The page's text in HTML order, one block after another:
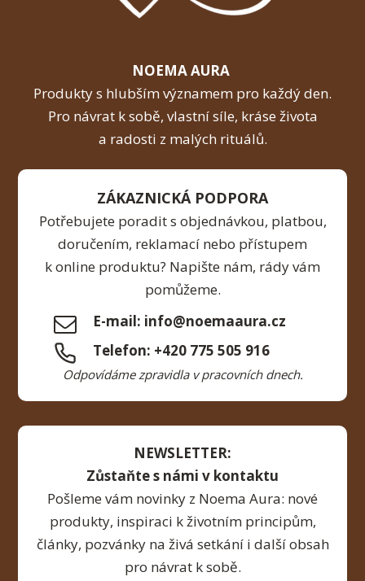
NOEMA AURA
Produkty s hlubším významem pro každý den.
Pro návrat k sobě, vlastní síle, kráse života
a radosti z malých rituálů.
ZÁKAZNICKÁ PODPORA
Potřebujete poradit s objednávkou, platbou,
doručením, reklamací nebo přístupem
k online produktu? Napište nám, rády vám
pomůžeme.
E-mail: info@noemaaura.cz
Telefon: +420 775 505 916
Odpovídáme zpravidla v pracovních dnech.
NEWSLETTER:
Zůstaňte s námi v kontaktu
Pošleme vám novinky z Noema Aura: nové
produkty, inspiraci k životním principům,
články, pozvánky na živá setkání i další obsah
pro návrat k sobě.